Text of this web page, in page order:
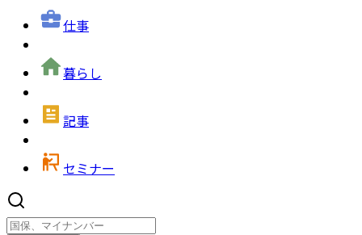
仕事
暮らし
記事
セミナー